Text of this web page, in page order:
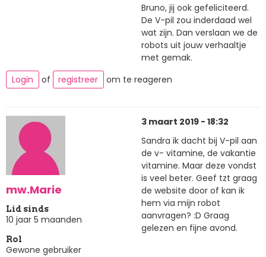
Bruno, jij ook gefeliciteerd.
De V-pil zou inderdaad wel
wat zijn. Dan verslaan we de
robots uit jouw verhaaltje
met gemak.
Login
of registreer om te reageren
mw.Marie
Lid sinds
10 jaar 5 maanden
Rol
Gewone gebruiker
3 maart 2019 - 18:32
Sandra ik dacht bij V-pil aan
de v- vitamine, de vakantie
vitamine. Maar deze vondst
is veel beter. Geef tzt graag
de website door of kan ik
hem via mijn robot
aanvragen? :D Graag
gelezen en fijne avond.